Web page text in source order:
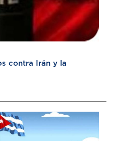
contra Irán y la